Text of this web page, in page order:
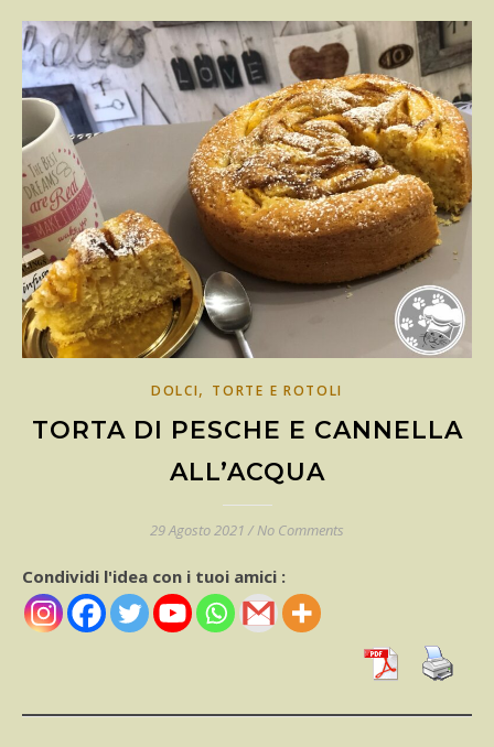
DOLCI, TORTE E ROTOLI
TORTA DI PESCHE E CANNELLA
ALL’ACQUA
29 Agosto 2021 / No Comments
Condividi l'idea con i tuoi amici :